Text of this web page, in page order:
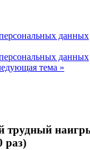
данных
данных
тема »
трудный
раз)